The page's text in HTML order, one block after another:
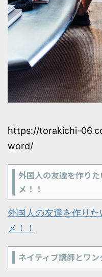
https://torakichi-
word/
外国人の友達を作り
メ！！
外国人の友達を作り
メ！！
ネイティブ講師とワ